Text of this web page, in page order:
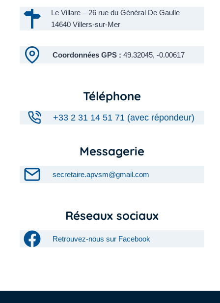
Le Villare – 26 rue du Général De Gaulle
14640 Villers-sur-Mer
Coordonnées GPS : 49.32045, -0.00617
Téléphone
+33 2 31 14 51 71 (avec répondeur)
Messagerie
secretaire.apvsm@gmail.com
Réseaux sociaux
Retrouvez-nous sur Facebook